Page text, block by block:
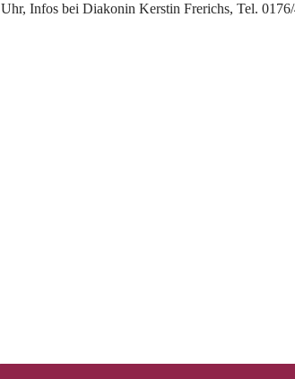
Uhr, Infos bei Diakonin Kerstin Frerichs, Tel.